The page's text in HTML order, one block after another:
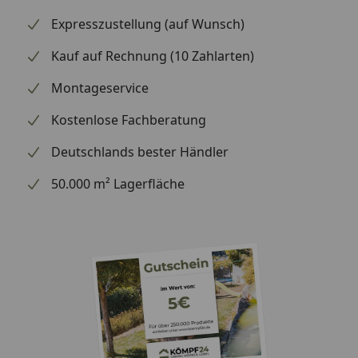
Lichtes Innenmaß
249 cm (Größe 1)
369 cm (Größe 3)
40 cm (Größe 2)
40 cm (Größe 3)
Blumenschindeln; siehe
Zubehör)
Kopfbänder
Gerade (geschwungene
optional erhältlich)
sk = 1,00 kN/m²
Expresszustellung (auf Wunsch)
Kauf auf Rechnung (10 Zahlarten)
Montageservice
Kostenlose Fachberatung
Deutschlands bester Händler
50.000 m² Lagerfläche